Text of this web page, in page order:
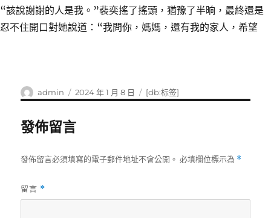
“該說謝謝的人是我。”裴奕搖了搖頭，猶豫了半晌，最終還是
忍不住開口對她說道：“我問你，媽媽，還有我的家人，希望
作
者
admin
發
佈
2024 年 1 月 8 日
標
籤
[db:标签]
發佈留言
發佈留言必須填寫的電子郵件地址不會公開。 必填欄位標示為 *
留言 *